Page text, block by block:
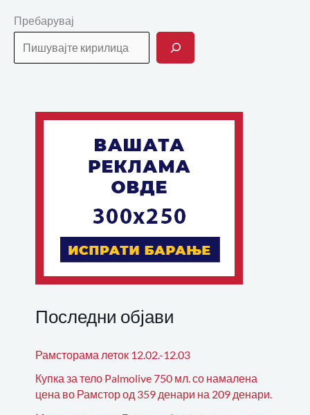
Пребарувај
Последни објави
Рамсторама леток 12.02.-12.03
Купка за тело Palmolive 750 мл. со намалена
цена во Рамстор од 359 денари на 209 денари.